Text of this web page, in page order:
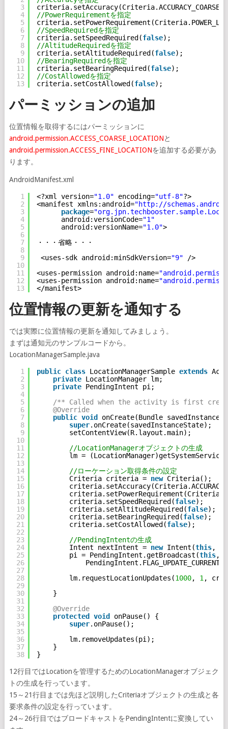
3
4
5
6
7
8
9
10
11
12
13
criteria.setAccuracy(Criteria.ACCURACY_COARSE);
//PowerRequirementを指定
//SpeedRequiredを指定
criteria.setSpeedRequired(false);
//AltitudeRequiredを指定
criteria.setAltitudeRequired(false);
//BearingRequiredを指定
criteria.setBearingRequired(false);
//CostAllowedを指定
criteria.setCostAllowed(false);
パーミッションの追加
位置情報を取得するにはパーミッションに
android.permission.ACCESS_COARSE_LOCATIONと
android.permission.ACCESS_FINE_LOCATIONを追加する必要があ
ります。
AndroidManifest.xml
1
2
3
4
5
6
7
8
9
10
11
12
13
<?xml version="1.0" encoding="utf-8"?>
<manifest xmlns:android="http://
package=
android:versionCode="1"
android:versionName="1.0">
・・・省略・・・
<uses-sdk android:minSdkVersion="9"
/>
<uses-permission android:name=
<uses-permission android:name=
</manifest>
位置情報の更新を通知する
では実際に位置情報の更新を通知してみましょう。
まずは通知元のサンプルコードから。
LocationManagerSample.java
1
2
3
4
5
6
7
8
9
10
11
12
13
14
15
16
17
18
19
20
21
22
23
24
25
26
27
28
29
30
31
32
33
34
35
36
37
38
public class LocationManagerSample extends
private LocationManager lm;
private PendingIntent pi;
/** Called when the activity is first
@Override
public void
onCreate(Bundle
super.onCreate(savedInstanceState);
setContentView(R.layout.main);
//LocationManagerオブジェクトの生成
lm =
//ローケーション取得条件の設定
Criteria criteria = new Criteria();
criteria.setSpeedRequired(false);
criteria.setAltitudeRequired(false);
criteria.setBearingRequired(false);
criteria.setCostAllowed(false);
//PendingIntentの生成
Intent nextIntent = new Intent(this,
pi = PendingIntent.getBroadcast(this,
PendingIntent.FLAG_UPDATE_CURRENT);
lm.requestLocationUpdates(1000, 1 ,
}
@Override
protected
void
onPause() {
super.onPause();
lm.removeUpdates(pi);
}
}
12行目ではLocationを管理するためのLocationManagerオブジェク
トの生成を行っています。
15～21行目までは先ほど説明したCriteriaオブジェクトの生成と各
要求条件の設定を行っています。
24～26行目ではブロードキャストをPendingIntentに変換してい